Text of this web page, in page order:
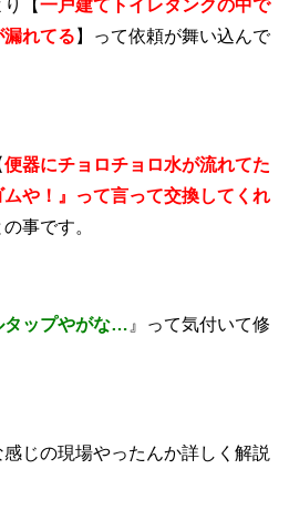
【一戸建てトイレタンクの中で
れてる 】って依頼が舞い込んで
便器にチョロチョロ水が流れてた
や！』って言って交換してくれ
の事です。
タップやがな… 』って気付いて修
じの現場やったんか詳しく解説